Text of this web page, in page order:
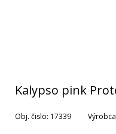
Kalypso pink
Obj. čislo: 17339